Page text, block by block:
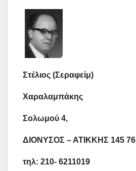
Στέλιος (Σεραφείμ)
Χαραλαμπάκης
Σολωμού 4,
ΔΙΟΝΥΣΟΣ – ΑΤΙΚΚΗΣ 145 76
τηλ: 210- 6211019